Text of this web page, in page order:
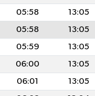
05:58 13:05
05:58 13:05
05:59 13:05
06:00 13:05
06:01 13:05